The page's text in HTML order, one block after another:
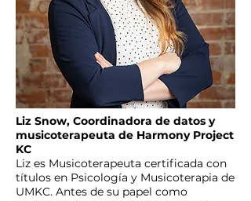
Liz Snow, Coordinadora de datos y
musicoterapeuta de Harmony Project
KC
Liz es Musicoterapeuta certificada con
títulos en Psicología y Musicoterapia de
UMKC. Antes de su papel como